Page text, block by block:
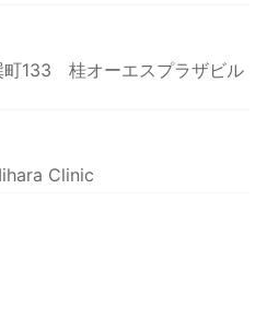
町133 桂オーエスプラザビル
Clinic